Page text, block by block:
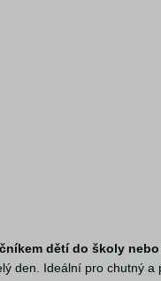
dětí do školy nebo
den. Ideální pro chutný a